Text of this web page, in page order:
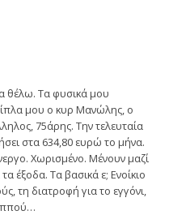
θέλω. Τα φυσικά μου
μου ο κυρ Μανώλης, ο
75άρης. Την τελευταία
στα 634,80 ευρώ το μήνα.
Χωρισμένο. Μένουν μαζί
έξοδα. Τα βασικά ε; Ενοίκιο
τη διατροφή για το εγγόνι,